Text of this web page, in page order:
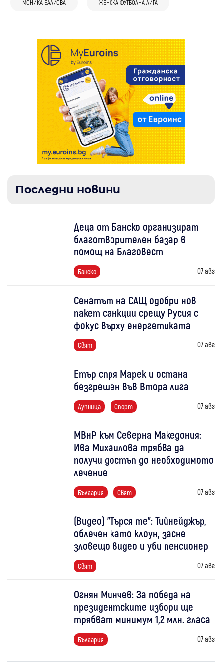
МОНИКА БАЛИОВА ЖЕНСКА ФУТБОЛНА ЛИГА
поверяват почивката си на AI
Последни новини
Деца от Банско организират
благотворителен базар в
помощ на Благовест
Банско 07 авг
Сенатът на САЩ одобри нов
пакет санкции срещу Русия с
фокус върху енергетиката
Свят 07 авг
Етър спря Марек и остана
безгрешен във Втора лига
Дупница Спорт 07 авг
МВнР към Северна Македония:
Ива Михаилова трябва да
получи достъп до необходимото
лечение
България Свят 07 авг
(Видео) "Търся те": Тийнейджър,
облечен като клоун, засне
зловещо видео и уби пенсионер
Свят 07 авг
Огнян Минчев: За победа на
президентските избори ще
трябват минимум 1,2 млн. гласа
България 07 авг